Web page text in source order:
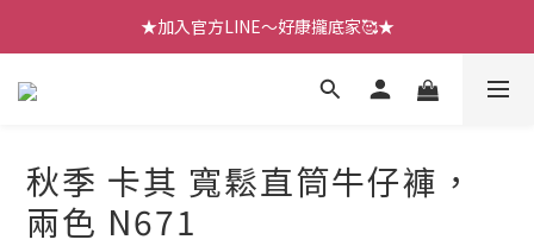
【七月新品】上架了!! 限時折扣優惠😍
★加入官方LINE～好康攏底家🥰★
【七月新品】上架了!! 限時折扣優惠😍
秋季 卡其 寬鬆直筒牛仔褲，
兩色 N671